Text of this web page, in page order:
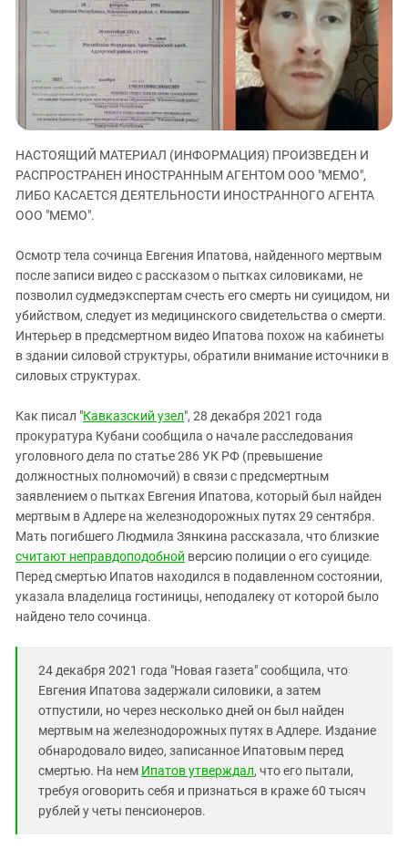
ЗАСТАВЛЯЕТ
КАВКАЗ ЗА ПАЛЕСТИНУ
ИНАКОМЫСЛИЕ В ЧЕЧНЕ
ПРЕСЛЕДОВАНИЕ АКТИВИСТОВ
МОБИЛИЗАЦИЯ И ПРОТЕСТЫ
Дагестан
Ингушетия
Калмыкия
Карачаево-Черкесия
Краснодарский край
Российская Федерация
Северная Осетия - Алания
СКФО
Ставропольский край
Чечня
Южная Осетия
Южный Кавказ
ЮФО
НАСТОЯЩИЙ МАТЕРИАЛ (ИНФОРМАЦИЯ) ПРОИЗВЕДЕН И
РАСПРОСТРАНЕН ИНОСТРАННЫМ АГЕНТОМ ООО "МЕМО",
ЛИБО КАСАЕТСЯ ДЕЯТЕЛЬНОСТИ ИНОСТРАННОГО АГЕНТА
ООО "МЕМО".
Осмотр тела сочинца Евгения Ипатова, найденного мертвым
после записи видео с рассказом о пытках силовиками, не
позволил судмедэкспертам счесть его смерть ни суицидом, ни
убийством, следует из медицинского свидетельства о смерти.
Интерьер в предсмертном видео Ипатова похож на кабинеты
в здании силовой структуры, обратили внимание источники в
силовых структурах.
Как писал "Кавказский узел", 28 декабря 2021 года
прокуратура Кубани сообщила о начале расследования
уголовного дела по статье 286 УК РФ (превышение
должностных полномочий) в связи с предсмертным
заявлением о пытках Евгения Ипатова, который был найден
мертвым в Адлере на железнодорожных путях 29 сентября.
Мать погибшего Людмила Зянкина рассказала, что близкие
считают неправдоподобной версию полиции о его суициде.
Перед смертью Ипатов находился в подавленном состоянии,
указала владелица гостиницы, неподалеку от которой было
найдено тело сочинца.
24 декабря 2021 года "Новая газета" сообщила, что
Евгения Ипатова задержали силовики, а затем
отпустили, но через несколько дней он был найден
мертвым на железнодорожных путях в Адлере. Издание
обнародовало видео, записанное Ипатовым перед
смертью. На нем Ипатов утверждал, что его пытали,
требуя оговорить себя и признаться в краже 60 тысяч
рублей у четы пенсионеров.